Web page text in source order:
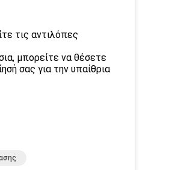
τις αντιλόπες
μπορείτε να θέσετε
σας για την υπαίθρια